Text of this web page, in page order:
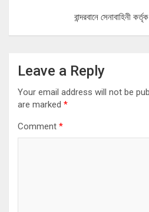
বান্দরবানে সেনাবাহিনী
Leave a Reply
Your email address will not be
are marked *
Comment *